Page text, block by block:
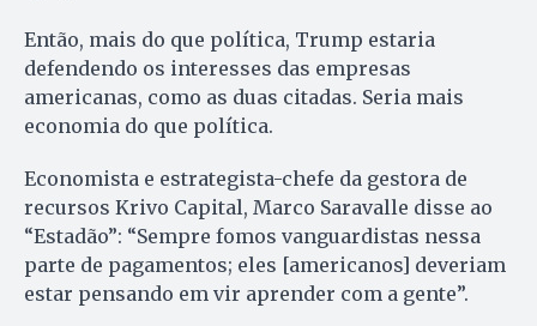
Então, mais do que política, Trump estaria
defendendo os interesses das empresas
americanas, como as duas citadas. Seria mais
economia do que política.
Economista e estrategista-chefe da gestora de
recursos Krivo Capital, Marco Saravalle disse ao
“Estadão”: “Sempre fomos vanguardistas nessa
parte de pagamentos; eles [americanos] deveriam
estar pensando em vir aprender com a gente”.